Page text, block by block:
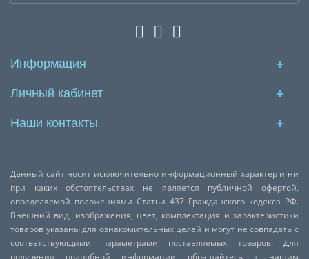
Информация
Личный кабинет
Наши контакты
Данный сайт носит исключительно информационный характер и ни
при каких обстоятельствах не является публичной офертой,
определяемой положениями Статьи 437 Гражданского кодекса РФ.
Внешний вид, изображения, цвет, комплектация и характеристики
товаров указаны для ознакомительных целей и могут не совпадать с
соответствующими параметрами поставляемых товаров. Для
получения подробной информации обращайтесь к нашим